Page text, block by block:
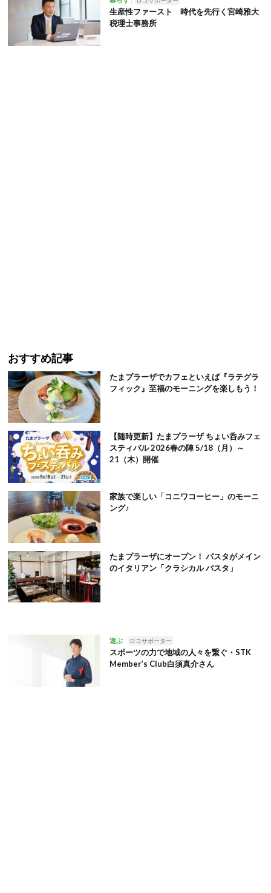
生産性ファースト 時代を先行く宮崎雅大
税理士事務所
おすすめ記事
たまプラーザでカフェといえば『ラテグラ
フィック』至福のモーニングを楽しもう！
【随時更新】たまプラーザ ちょい呑みフェ
スティバル 2026春の陣 5/18（月）～
21（木）開催
家族で楽しい「コニワコーヒー」のモーニ
ング♪
たまプラーザにオープン！ パスタがメイン
のイタリアン「クラシカル パスタ」
遊ぶ ロコサポーター
スポーツの力で地域の人々を繋ぐ・STK
Member’s Club白須真介さん